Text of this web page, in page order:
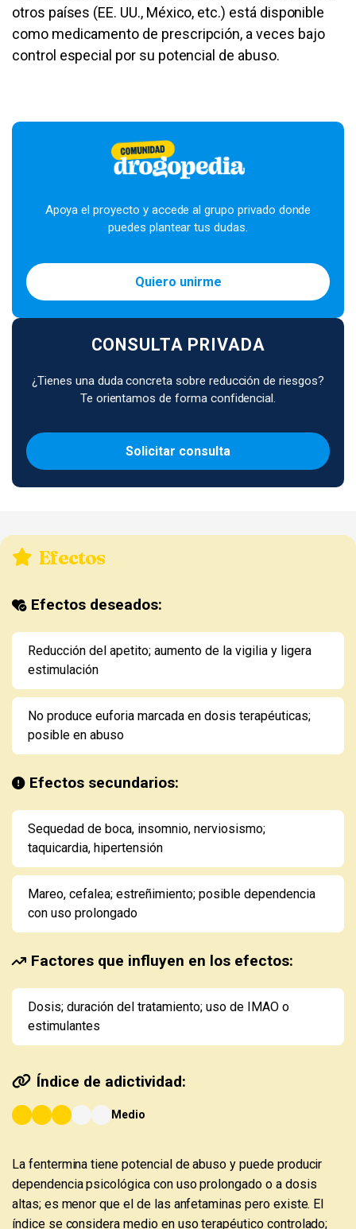
otros países (EE. UU., México, etc.) está disponible
como medicamento de prescripción, a veces bajo
control especial por su potencial de abuso.
Apoya el proyecto y accede al grupo privado donde
puedes plantear tus dudas.
Quiero unirme
CONSULTA PRIVADA
¿Tienes una duda concreta sobre reducción de riesgos?
Te orientamos de forma confidencial.
Solicitar consulta
Efectos
Efectos deseados:
Reducción del apetito; aumento de la vigilia y ligera
estimulación
No produce euforia marcada en dosis terapéuticas;
posible en abuso
Efectos secundarios:
Sequedad de boca, insomnio, nerviosismo;
taquicardia, hipertensión
Mareo, cefalea; estreñimiento; posible dependencia
con uso prolongado
Factores que influyen en los efectos:
Dosis; duración del tratamiento; uso de IMAO o
estimulantes
Índice de adictividad:
Medio
La fentermina tiene potencial de abuso y puede producir
dependencia psicológica con uso prolongado o a dosis
altas; es menor que el de las anfetaminas pero existe. El
índice se considera medio en uso terapéutico controlado;